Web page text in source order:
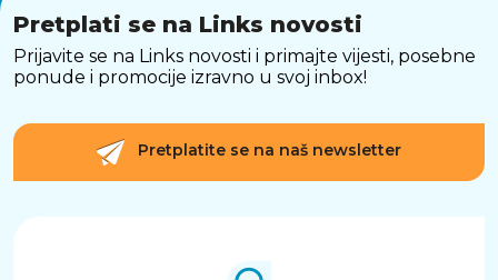
Pretplati se na Links novosti
Prijavite se na Links novosti i primajte vijesti, posebne
ponude i promocije izravno u svoj inbox!
Pretplatite se na naš newsletter